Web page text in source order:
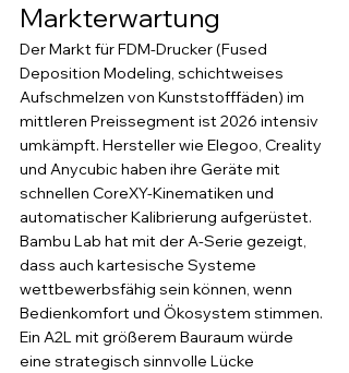
Markterwartung
Der Markt für FDM-Drucker (Fused
Deposition Modeling, schichtweises
Aufschmelzen von Kunststofffäden) im
mittleren Preissegment ist 2026 intensiv
umkämpft. Hersteller wie Elegoo, Creality
und Anycubic haben ihre Geräte mit
schnellen CoreXY-Kinematiken und
automatischer Kalibrierung aufgerüstet.
Bambu Lab hat mit der A-Serie gezeigt,
dass auch kartesische Systeme
wettbewerbsfähig sein können, wenn
Bedienkomfort und Ökosystem stimmen.
Ein A2L mit größerem Bauraum würde
eine strategisch sinnvolle Lücke